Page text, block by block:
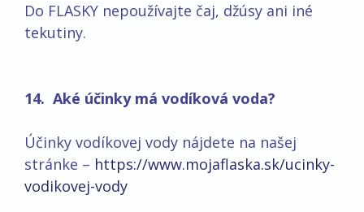
Do FLASKY nepoužívajte čaj, džúsy ani iné
tekutiny.
14. Aké účinky má vodíková voda?
Účinky vodíkovej vody nájdete na našej
stránke – https://www.mojaflaska.sk/ucinky-
vodikovej-vody